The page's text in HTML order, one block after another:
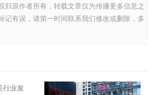
归原作者所有，转载文章仅为传播更多信息之
记有误，请第一时间联系我们修改或删除，多